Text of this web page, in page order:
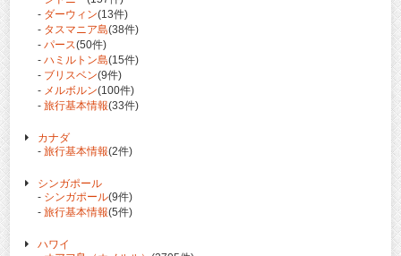
- ダーウィン(13件)
- タスマニア島(38件)
- パース(50件)
- ハミルトン島(15件)
- ブリスベン(9件)
- メルボルン(100件)
- 旅行基本情報(33件)
カナダ
- 旅行基本情報(2件)
シンガポール
- シンガポール(9件)
- 旅行基本情報(5件)
ハワイ